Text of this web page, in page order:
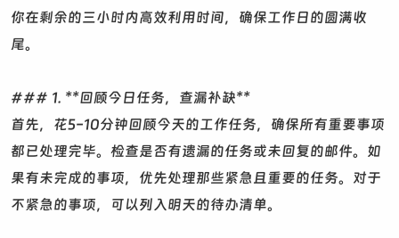
你在剩余的三小时内高效利用时间，确保工作日的圆满收
尾。
### 1. **回顾今日任务，查漏补缺**
首先，花5-10分钟回顾今天的工作任务，确保所有重要事项
都已处理完毕。检查是否有遗漏的任务或未回复的邮件。如
果有未完成的事项，优先处理那些紧急且重要的任务。对于
不紧急的事项，可以列入明天的待办清单。